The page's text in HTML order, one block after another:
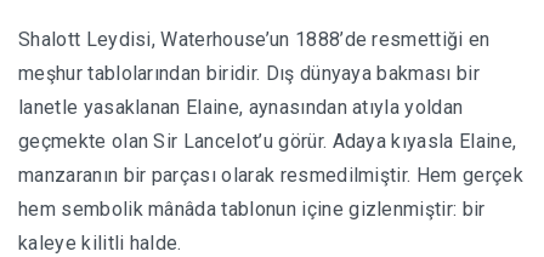
Shalott Leydisi, Waterhouse’un 1888’de resmettiği en
meşhur tablolarından biridir. Dış dünyaya bakması bir
lanetle yasaklanan Elaine, aynasından atıyla yoldan
geçmekte olan Sir Lancelot’u görür. Adaya kıyasla Elaine,
manzaranın bir parçası olarak resmedilmiştir. Hem gerçek
hem sembolik mânâda tablonun içine gizlenmiştir: bir
kaleye kilitli halde.